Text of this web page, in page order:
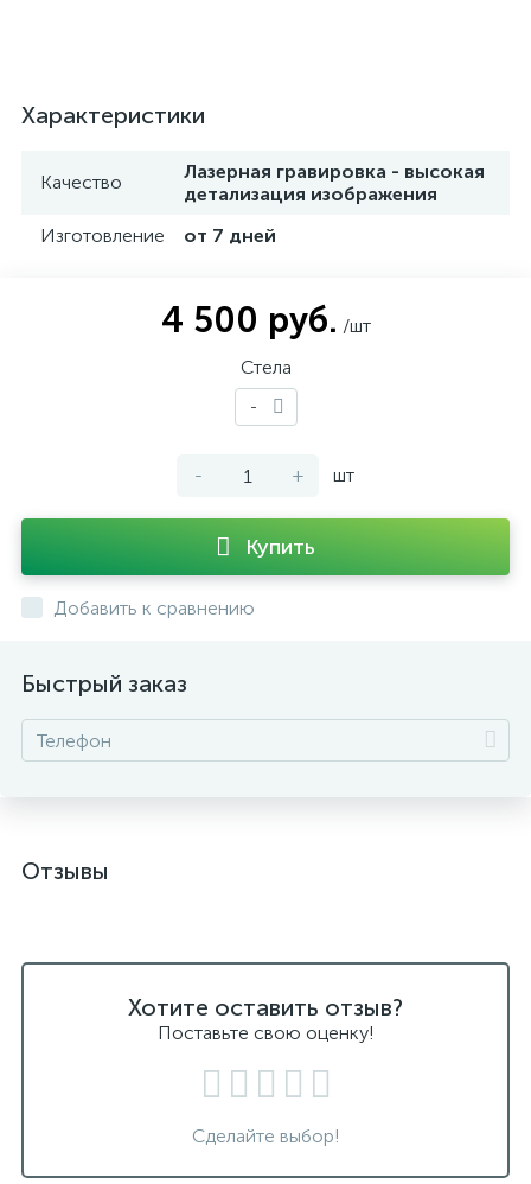
Характеристики
Качество
Лазерная гравировка - высокая
детализация изображения
Изготовление
от 7 дней
4 500 руб. /шт
Стела
-
- + шт
Купить
Добавить к сравнению
Быстрый заказ
Отзывы
Хотите оставить отзыв?
Поставьте свою оценку!
Сделайте выбор!